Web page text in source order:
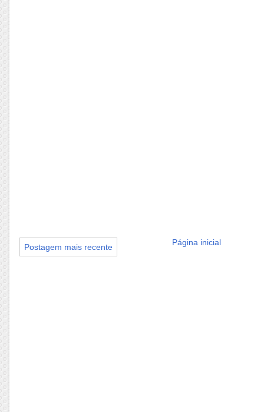
Postagem mais recente Página inicial